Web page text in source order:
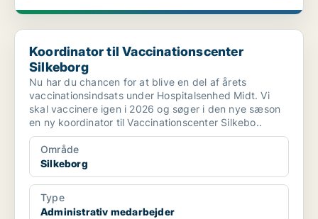
Koordinator til Vaccinationscenter Silkeborg
Koordinator til Vaccinationscenter
Silkeborg
Nu har du chancen for at blive en del af årets
vaccinationsindsats under Hospitalsenhed Midt. Vi
skal vaccinere igen i 2026 og søger i den nye sæson
en ny koordinator til Vaccinationscenter Silkebo..
Område
Silkeborg
Type
Administrativ medarbejder